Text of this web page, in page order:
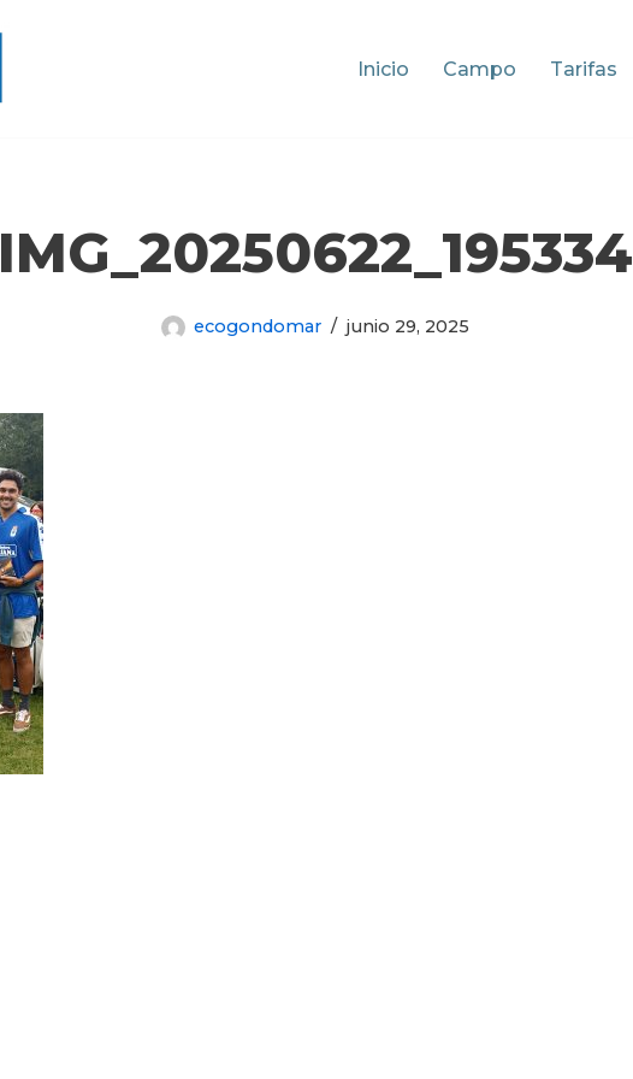
Inicio Campo Tarifas
IMG_20250622_195334
ecogondomar junio 29, 2025